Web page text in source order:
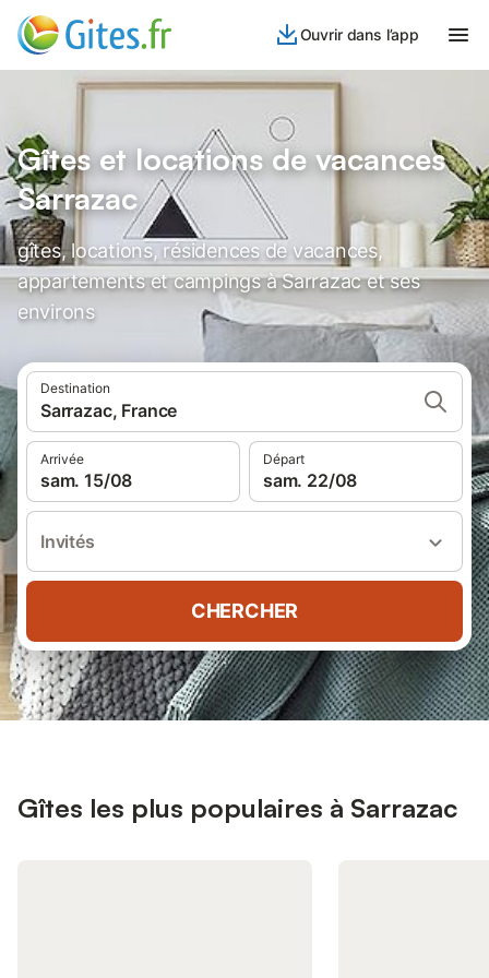
Ouvrir dans l’app
Gîtes et locations de vacances
Sarrazac
gîtes, locations, résidences de vacances,
appartements et campings à Sarrazac et ses
environs
Destination
Sarrazac, France
Arrivée
sam. 15/08
Départ
sam. 22/08
Invités
CHERCHER
Gîtes les plus populaires à Sarrazac